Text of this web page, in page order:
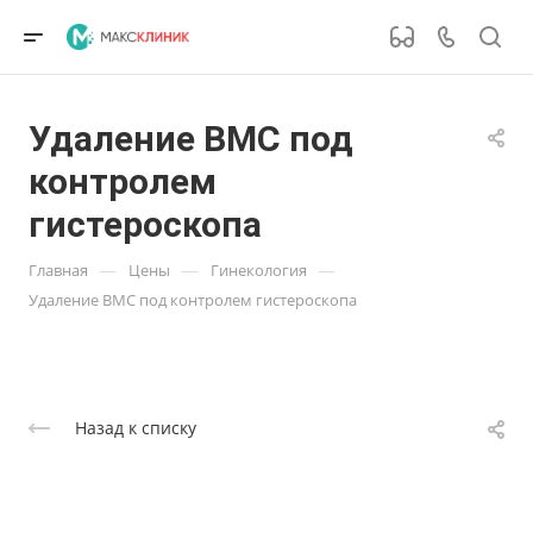
Удаление ВМС под
контролем
гистероскопа
Главная — Цены — Гинекология —
Удаление ВМС под контролем гистероскопа
Назад к списку